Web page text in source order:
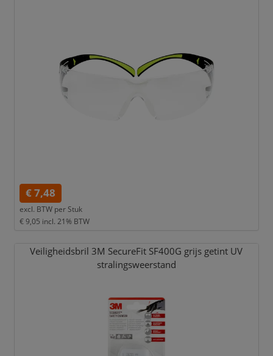
€ 7,48
excl. BTW per Stuk
€ 9,05 incl. 21% BTW
Veiligheidsbril 3M SecureFit SF400G grijs getint UV
stralingsweerstand